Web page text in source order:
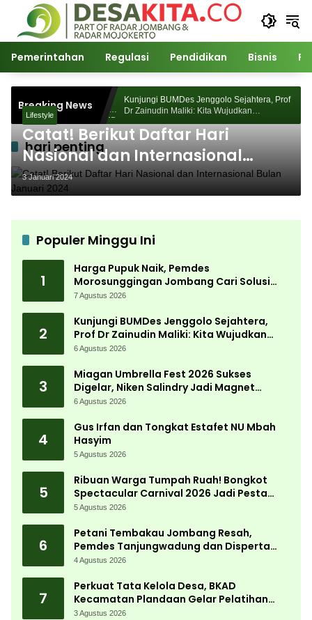
Langsung
konten
Pemerintahan Regulasi Pendidikan Bisnis
Breaking News
Akademik
Kunjungi BUMDes Jenggolo Sejahtera, Prof
Dr Zainudin Maliki: Kita Wujudkan
Kemandirian Ekonomi dengan Potensi Desa
hari penting
Lifestyle
Catat! Berikut Daftar Hari
Nasional dan Internasional
Bulan Januari 2024
3 Januari 2024
Populer Minggu Ini
1
Harga Pupuk Naik, Pemdes
Morosunggingan Jombang Cari Solusi
Lewat Kajian Akademik
7 Agustus 2026
2
Kunjungi BUMDes Jenggolo Sejahtera,
Prof Dr Zainudin Maliki: Kita Wujudkan
Kemandirian Ekonomi dengan Potensi
6 Agustus 2026
3
Miagan Umbrella Fest 2026 Sukses
Digelar, Niken Salindry Jadi Magnet
Ribuan Pengunjung
6 Agustus 2026
4
Gus Irfan dan Tongkat Estafet NU Mbah
Hasyim
5 Agustus 2026
5
Ribuan Warga Tumpah Ruah! Bongkot
Spectacular Carnival 2026 Jadi Pesta
Kemerdekaan Terbesar di Peterongan
5 Agustus 2026
6
Petani Tembakau Jombang Resah,
Pemdes Tanjungwadung dan Disperta
Bergerak Cepat
4 Agustus 2026
7
Perkuat Tata Kelola Desa, BKAD
Kecamatan Plandaan Gelar Pelatihan
Aparatur Pemdes
3 Agustus 2026